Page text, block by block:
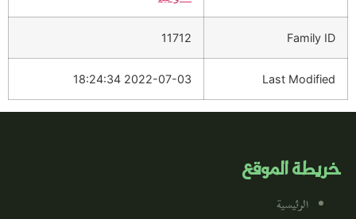
Family ID
11712
Last Modified
2022-07-03 18:24:34
خريطة الموقع
الرئيسية